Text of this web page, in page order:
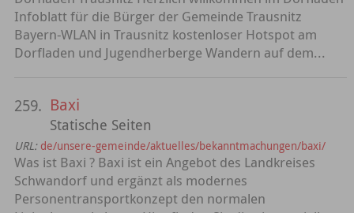
Infoblatt für die Bürger der Gemeinde Trausnitz
Bayern-WLAN in Trausnitz kostenloser Hotspot am
Dorfladen und Jugendherberge Wandern auf dem...
259. Baxi
Statische Seiten
URL: de/unsere-gemeinde/aktuelles/bekanntmachungen/baxi/
Was ist Baxi ? Baxi ist ein Angebot des Landkreises
Schwandorf und ergänzt als modernes
Personentransportkonzept den normalen